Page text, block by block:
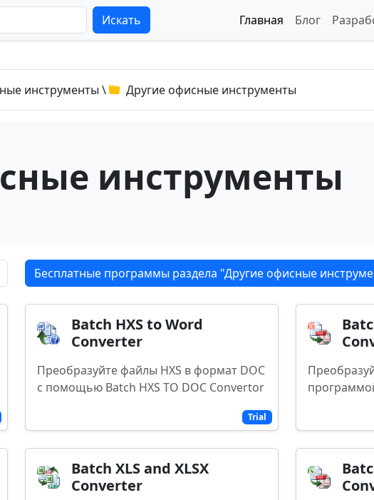
Искать Главная Блог
инструменты \ Другие офисные инструменты
инструменты
Бесплатные программы раздела "Другие офисные
Trial
Batch HXS to Word
Converter
Преобразуйте файлы HXS в формат DOC
с помощью Batch HXS TO DOC Convertor
Batch XLS and XLSX
Converter